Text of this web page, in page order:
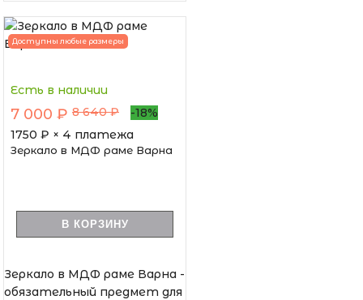
Доступны любые размеры
Есть в наличии
7 000 ₽ 8 640 ₽
-18%
1750 ₽ × 4 платежа
Зеркало в МДФ раме Варна
В КОРЗИНУ
Зеркало в МДФ раме Варна -
обязательный предмет для